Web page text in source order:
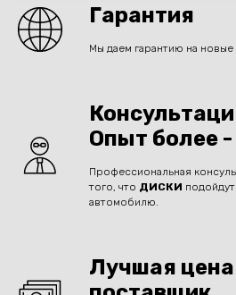
Гарантия
Мы даем гарантию на новые
Опыт более -
Профессиональная
того, что ДИСКИ
автомобилю.
Лучшая